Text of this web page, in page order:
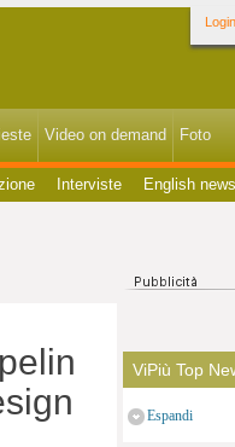
Login
Video on demand Foto
Interviste English news
ViPiù Top
Espandi